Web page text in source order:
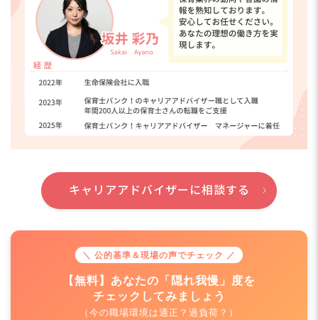
キャリアアドバイザーに相談する
＼ 公的基準＆現場の声でチェック ／
【無料】あなたの「隠れ我慢」度を
チェックしてみましょう
（今の職場環境は適正？過負荷？）